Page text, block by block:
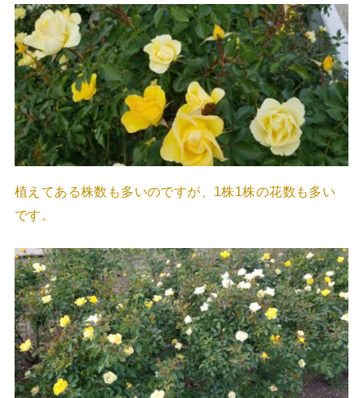
植えてある株数も多いのですが、1株1株の花数も多い
です。